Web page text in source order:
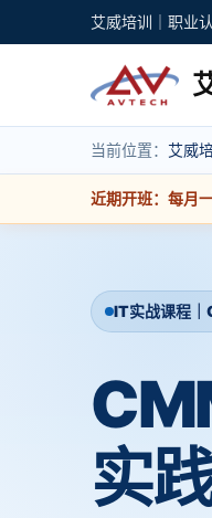
艾威培训｜职业
当前位置： 艾威
近期开班：每月
IT实战课程
实